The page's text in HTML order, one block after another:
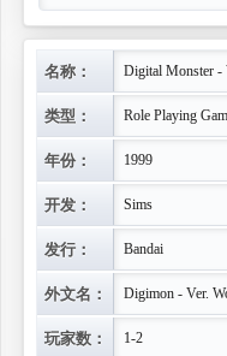
名称： Digital Monster -
类型： Role Playing
年份： 1999
开发： Sims
发行： Bandai
外文名： Digimon - Ver.
玩家数： 1-2